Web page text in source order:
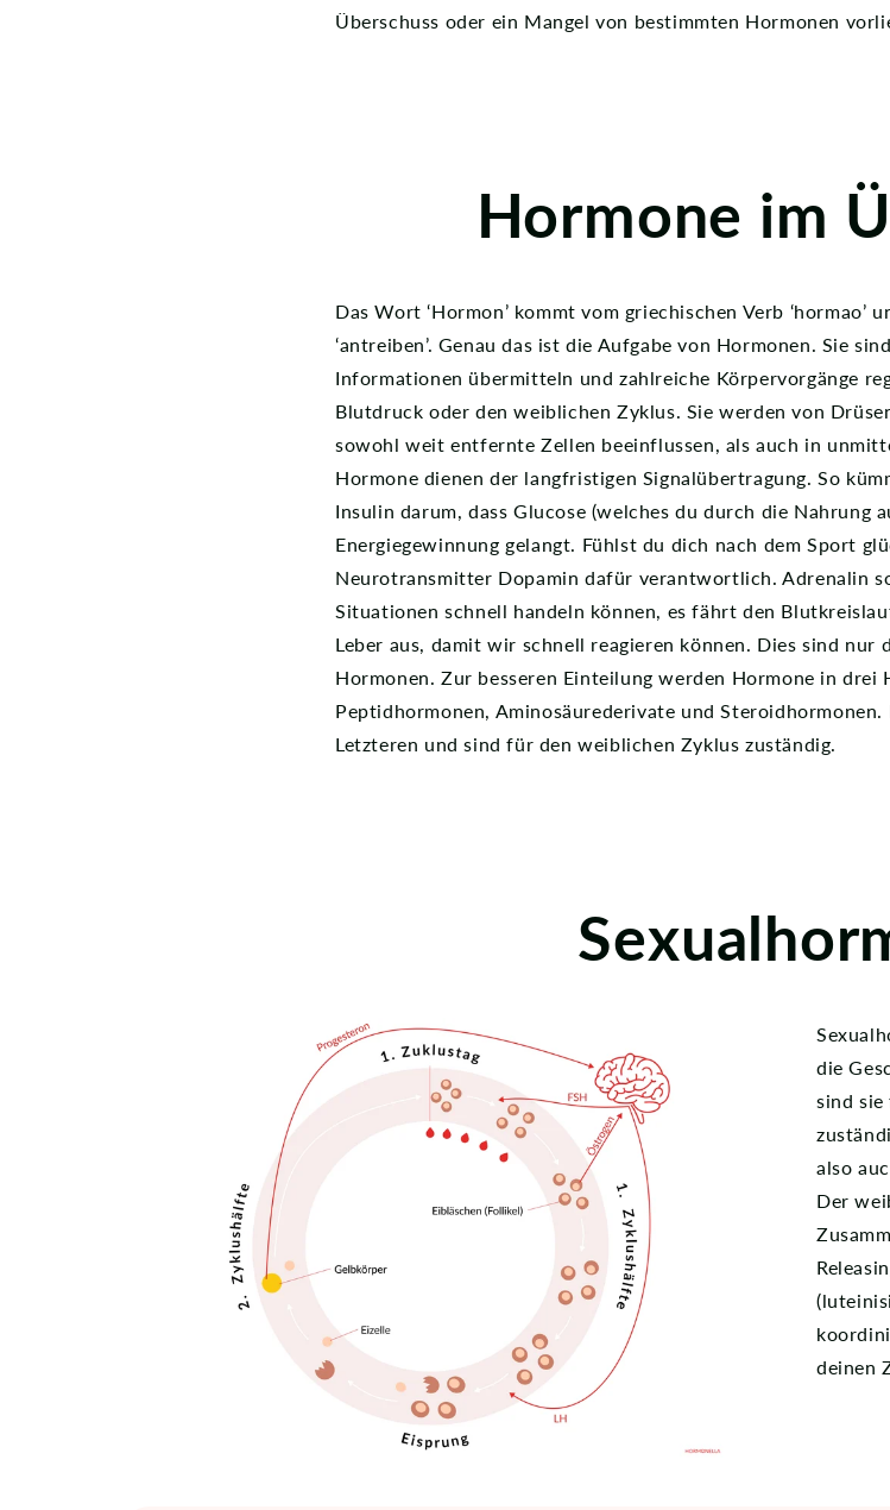
Überschuss oder ein Mangel von bestimmten Hormonen
Hormone im
Das Wort ‘Hormon’ kommt vom griechischen Verb ‘hormao’
‘antreiben’. Genau das ist die Aufgabe von Hormonen. Sie
Informationen übermitteln und zahlreiche Körpervorgänge
Blutdruck oder den weiblichen Zyklus. Sie werden von
sowohl weit entfernte Zellen beeinflussen, als auch in
Hormone dienen der langfristigen Signalübertragung. So
Insulin darum, dass Glucose (welches du durch die Nahrung
Energiegewinnung gelangt. Fühlst du dich nach dem Sport
Neurotransmitter Dopamin dafür verantwortlich. Adrenalin
Situationen schnell handeln können, es fährt den
Leber aus, damit wir schnell reagieren können. Dies sind
Hormonen. Zur besseren Einteilung werden Hormone in drei
Peptidhormonen, Aminosäurederivate und Steroidhormonen.
Letzteren und sind für den weiblichen Zyklus zuständig.
die
sind sie
also
Der
deinen